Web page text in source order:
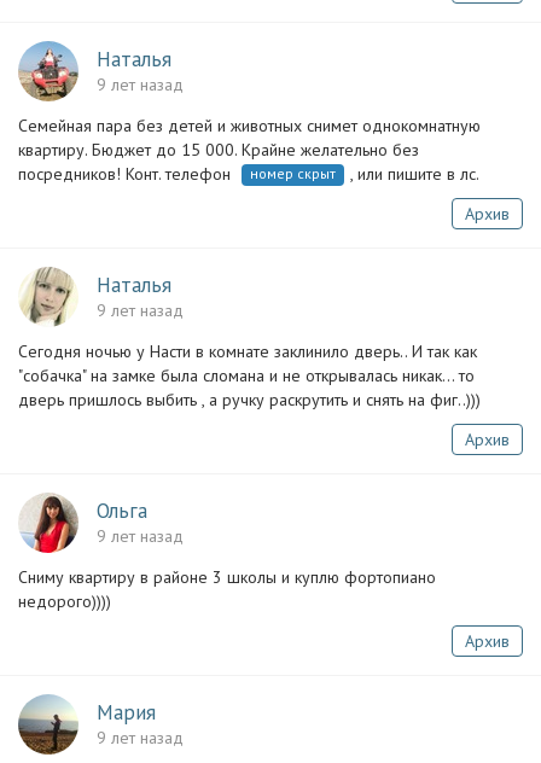
Наталья
9 лет назад
Семейная пара без детей и животных снимет однокомнатную
квартиру. Бюджет до 15 000. Крайне желательно без
посредников! Конт. телефон
номер скрыт
, или пишите в лс.
Архив
Наталья
9 лет назад
Сегодня ночью у Насти в комнате заклинило дверь.. И так как
"собачка" на замке была сломана и не открывалась никак... то
дверь пришлось выбить , а ручку раскрутить и снять на фиг..)))
Архив
Ольга
9 лет назад
Сниму квартиру в районе 3 школы и куплю фортопиано
недорого))))
Архив
Мария
9 лет назад